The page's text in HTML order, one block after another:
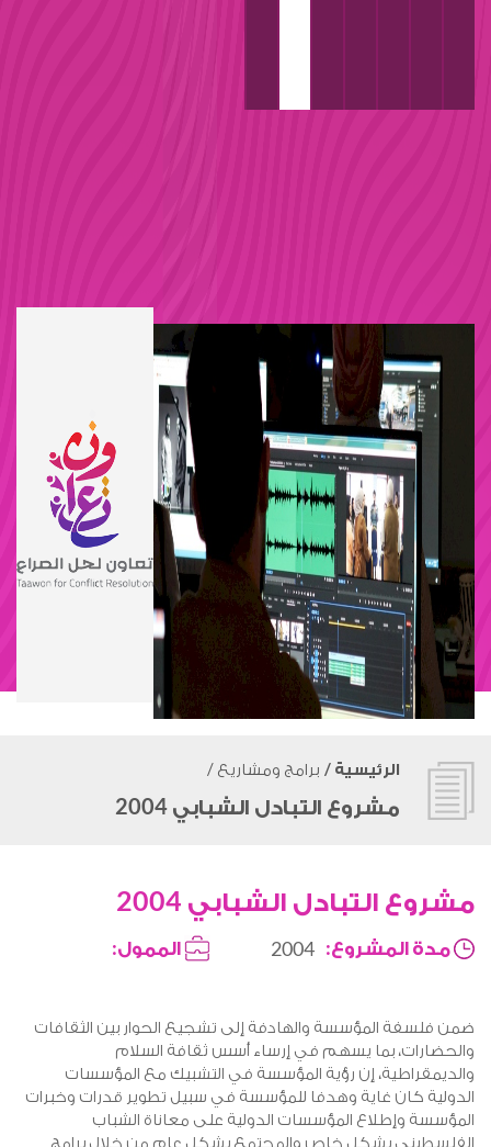
الرئيسية/ برامج ومشاريع /
مشروع التبادل الشبابي 2004
التبادل الشبابي 2004
مدة المشروع: 2004 الممول:
فلسفة المؤسسة والهادفة إلى تشجيع الحوار بين الثقافات
بما يسهم في إرساء أسس ثقافة السلام
إن رؤية المؤسسة في التشبيك مع المؤسسات
كان غاية وهدفا للمؤسسة في سبيل تطوير قدرات وخبرات
وإطلاع المؤسسات الدولية على معاناة الشباب
بشكل خاص والمجتمع بشكل عام من خلال برامج